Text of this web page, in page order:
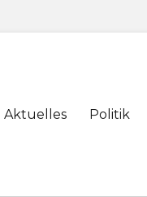
Primary
Aktuelles Politik